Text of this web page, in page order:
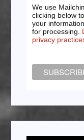
We use
clicking below
your
for processing.
privacy